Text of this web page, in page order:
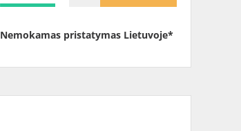
Nemokamas pristatymas Lietuvoje*